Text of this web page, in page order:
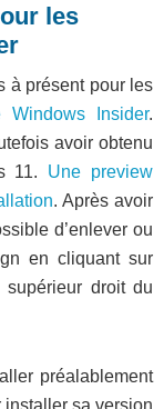
les
à présent pour les
Windows Insider.
avoir obtenu
11. Une preview
. Après avoir
d’enlever ou
en cliquant sur
supérieur droit du
préalablement